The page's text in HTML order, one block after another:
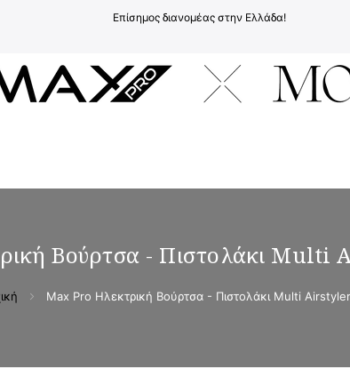
Επίσημος διανομέας στην Ελλάδα!
Βούρτσα - Πιστολάκι Multi
Max Pro Ηλεκτρική Βούρτσα - Πιστολάκι Multi